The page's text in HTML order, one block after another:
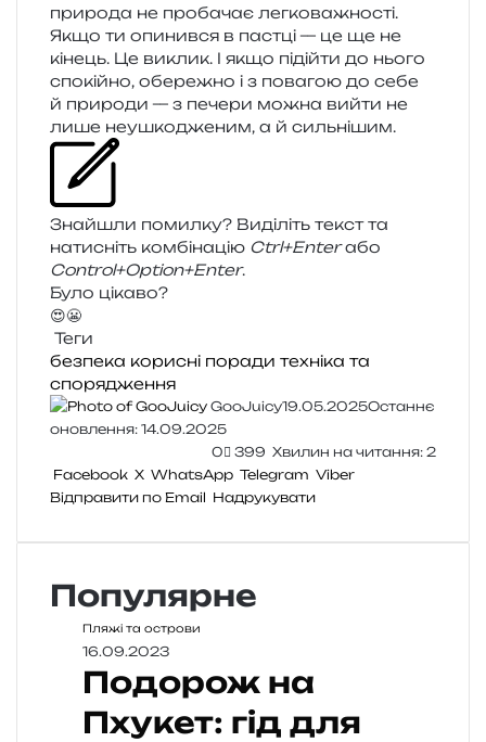
при­ро­да не про­ба­чає лег­ко­ва­жно­сті.
Якщо ти опи­нив­ся в пас­тці — це ще не
кінець. Це виклик. І якщо піді­йти до нього
спо­кій­но, обе­ре­жно і з пова­гою до себе
й при­ро­ди — з пече­ри можна вийти не
лише неу­шко­дже­ним, а й сильнішим.
Знайшли помил­ку? Виділіть текст та
нати­сніть ком­бі­на­цію Ctrl+Enterабо
Control+Option+Enter.
Було цікаво?
😍😬
Теги
безпека корисні поради техніка та
спорядження
GooJuicy19.05.2025Останнє
оновлення: 14.09.2025
0
399 Хвилин на читання: 2
Facebook X WhatsApp Telegram Viber
Відправити по Email Надрукувати
Популярне
Пляжі та острови
16.09.2023
Подорож на
Пхукет: гід для